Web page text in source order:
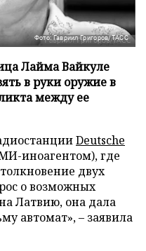
Фото: Гавриил Григоров/ТАСС
Лайма Вайкуле
в руки оружие в
между ее
Deutsche
иноагентом), где
двух
о возможных
Латвию, она дала
автомат», – заявила